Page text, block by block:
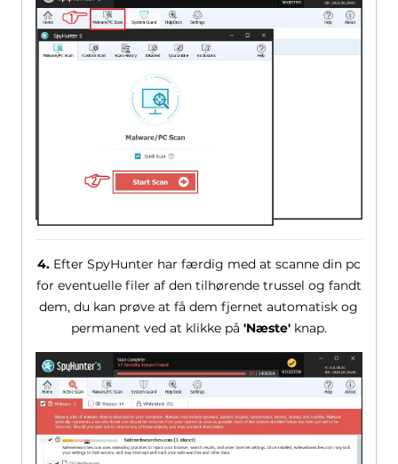
4.Efter SpyHunter har færdig med at scanne din pc
for eventuelle filer af den tilhørende trussel og fandt
dem, du kan prøve at få dem fjernet automatisk og
permanent ved at klikke på 'Næste'knap.